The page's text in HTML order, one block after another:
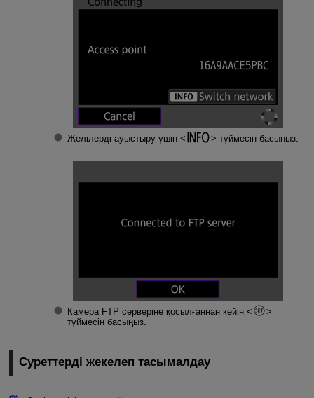
Желілерді ауыстыру үшін түймесін басыңыз.
Камера FTP серверіне қосылғаннан кейін
түймесін басыңыз.
Суреттерді жекелеп тасымалдау